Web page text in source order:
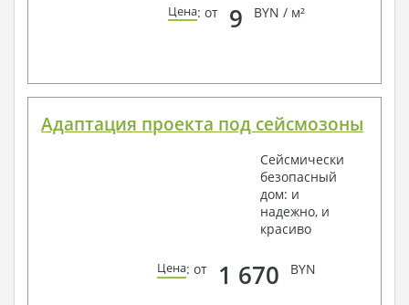
Цена: от 9 BYN / м²
Адаптация проекта под сейсмозоны
Сейсмически
безопасный
дом: и
надежно, и
красиво
Цена: от 1 670 BYN